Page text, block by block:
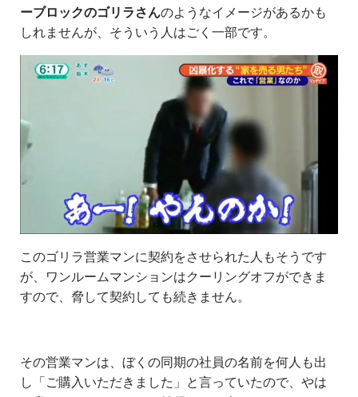
ーブロックのゴリラさんのようなイメージがあるかも
しれませんが、そういう人はごく一部です。
このゴリラ営業マンに契約をさせられた人もそうです
が、ワンルームマンションはクーリングオフができま
すので、脅して契約しても続きません。
その営業マンは、ぼくの同期の社員の名前を何人も出
し「ご購入いただきました」と言っていたので、やは